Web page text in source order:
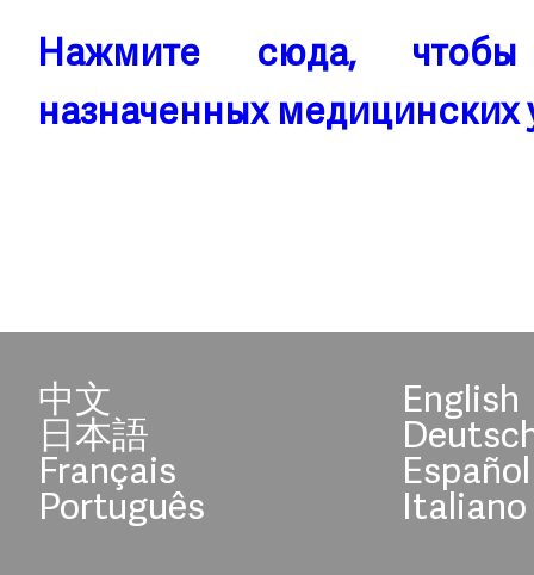
Нажмите сюда,
назначенных медицинских
中文 English
日本語
Français Español
Português Italiano